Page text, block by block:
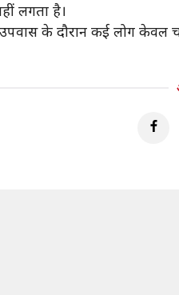
लगता है।
उपवास के दौरान कई लोग